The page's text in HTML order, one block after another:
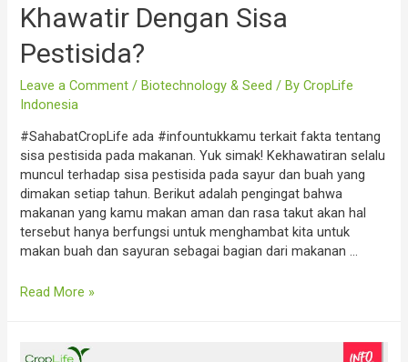
Khawatir Dengan Sisa
Pestisida?
Leave a Comment /Biotechnology & Seed / ByCropLife
Indonesia
#SahabatCropLife ada #infountukkamu terkait fakta tentang
sisa pestisida pada makanan. Yuk simak! Kekhawatiran selalu
muncul terhadap sisa pestisida pada sayur dan buah yang
dimakan setiap tahun. Berikut adalah pengingat bahwa
makanan yang kamu makan aman dan rasa takut akan hal
tersebut hanya berfungsi untuk menghambat kita untuk
makan buah dan sayuran sebagai bagian dari makanan …
Khawatir
Pestisida?
Read More »